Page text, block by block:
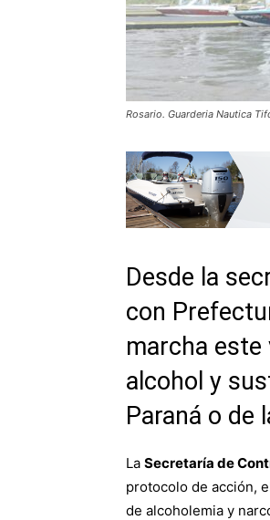
Rosario. Guarderia Nautica
Desde la
con
marcha este
alcohol y
Paraná o de
La Secretaría de
protocolo de acción,
de alcoholemia y